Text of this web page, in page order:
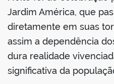
Jardim América, que
diretamente em suas
assim a dependência
dura realidade
significativa da